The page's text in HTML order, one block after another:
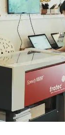
Close
Branch List
for Business